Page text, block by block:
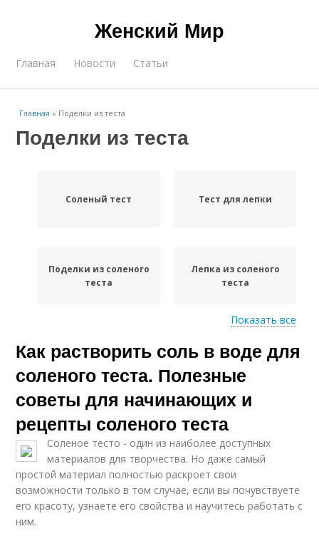
Женский Мир
Главная Новости Статьи
Главная » Поделки из теста
Поделки из теста
Соленый тест Тест для лепки
Поделки из соленого
теста
Лепка из соленого
теста
Тест для интерьера
Март из соленого
теста
Красивые поделки Поделки на тему
Осень из теста Интересные поделки
Показать все
Как растворить соль в воде для
соленого теста. Полезные
советы для начинающих и
рецепты соленого теста
Соленое тесто - один из наиболее доступных
материалов для творчества. Но даже самый
простой материал полностью раскроет свои
возможности только в том случае, если вы почувствуете
ero красоту, узнаете его свойства и научитесь работать с
ним.